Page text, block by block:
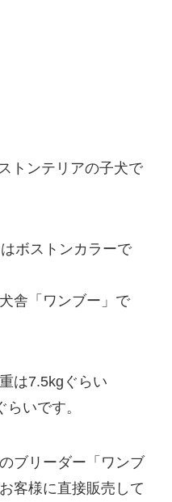
トンテリアの子犬で
ボストンカラーで
舎「ワンブー」で
は7.5kgぐらい
いです。
ブリーダー「ワンブ
客様に直接販売して